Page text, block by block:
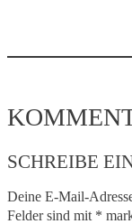
SCHREIBE
Deine E-Mail-
Felder sind mit *